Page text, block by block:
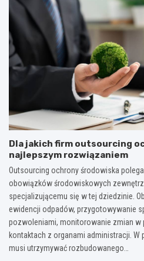
Dla jakich firm outsourcing
najlepszym rozwiązaniem
Outsourcing ochrony środowiska
obowiązków środowiskowych
specjalizującemu się w tej dziedzinie.
ewidencji odpadów, przygotowywanie
pozwoleniami, monitorowanie zmian w
kontaktach z organami administracji. W
musi utrzymywać rozbudowanego…